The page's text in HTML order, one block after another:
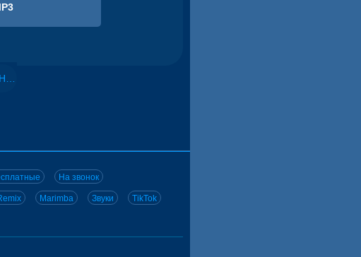
На звонок
Marimba Звуки TikTok